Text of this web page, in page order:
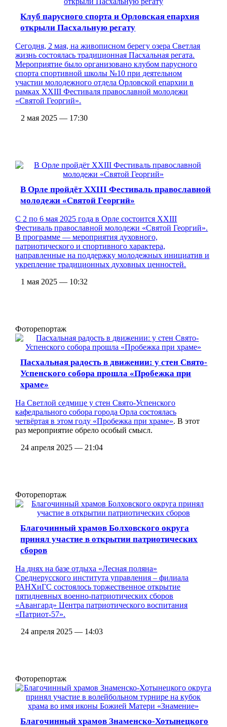
Клуб парусного спорта и Орловская епархия
открыли Пасхальную регату
Сегодня, 2 мая, на живописном берегу озера Светлая
жизнь состоялась традиционная Пасхальная регата.
Мероприятие было организовано клубом парусного
спорта спортивной школы №10 при деятельном
участии молодежного отдела Орловской епархии в
рамках XXIII Фестиваля православной молодежи
«Святой Георгий».
2 мая 2025 — 17:30
В Орле пройдёт XXIII Фестиваль православной
молодежи «Святой Георгий»
С 2 по 6 мая 2025 года в Орле состоится XXIII
Фестиваль православной молодежи «Святой Георгий».
В программе — мероприятия духовного,
патриотического и спортивного характера,
направленные на поддержку молодежных инициатив и
укрепление традиционных духовных ценностей.
1 мая 2025 — 10:32
Фоторепортаж
Пасхальная радость в движении: у стен Свято-
Успенского собора прошла «Пробежка при
храме»
На Светлой седмице у стен Свято-Успенского
кафедрального собора города Орла состоялась
четвёртая в этом году «Пробежка при храме». В этот
раз мероприятие обрело особый смысл.
24 апреля 2025 — 21:04
Фоторепортаж
Благочинный храмов Болховского округа
принял участие в открытии патриотических
сборов
На днях на базе отдыха «Лесная поляна»
Среднерусского института управления – филиала
РАНХиГС состоялось торжественное открытие
пятидневных военно-патриотических сборов
«Авангард» Центра патриотического воспитания
«Патриот-57».
24 апреля 2025 — 14:03
Фоторепортаж
Благочинный храмов Знаменско-Хотынецкого